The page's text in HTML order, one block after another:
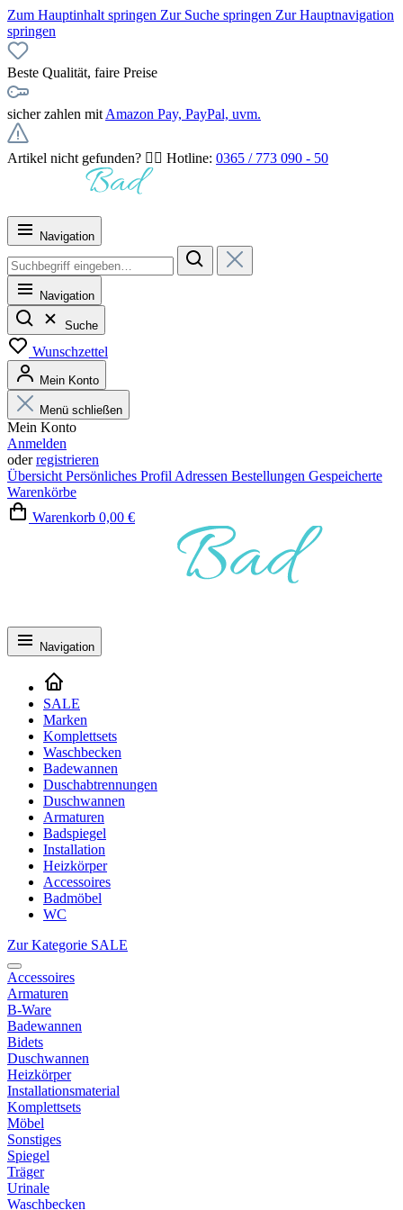
Zum Hauptinhalt springen Zur Suche springen Zur Hauptnavigation
springen
Beste Qualität, faire Preise
sicher zahlen mit Amazon Pay, PayPal, uvm.
Artikel nicht gefunden? 👉🏻 Hotline: 0365 / 773 090 - 50
Navigation
Navigation
Suche
Wunschzettel
Mein Konto
Menü schließen
Mein Konto
Anmelden
oderregistrieren
Übersicht Persönliches Profil Adressen Bestellungen Gespeicherte
Warenkörbe
Warenkorb 0,00 €
Navigation
SALE
Marken
Komplettsets
Waschbecken
Badewannen
Duschabtrennungen
Duschwannen
Armaturen
Badspiegel
Installation
Heizkörper
Accessoires
Badmöbel
WC
Zur Kategorie SALE
Accessoires
Armaturen
B-Ware
Badewannen
Bidets
Duschwannen
Heizkörper
Installationsmaterial
Komplettsets
Möbel
Sonstiges
Spiegel
Träger
Urinale
Waschbecken